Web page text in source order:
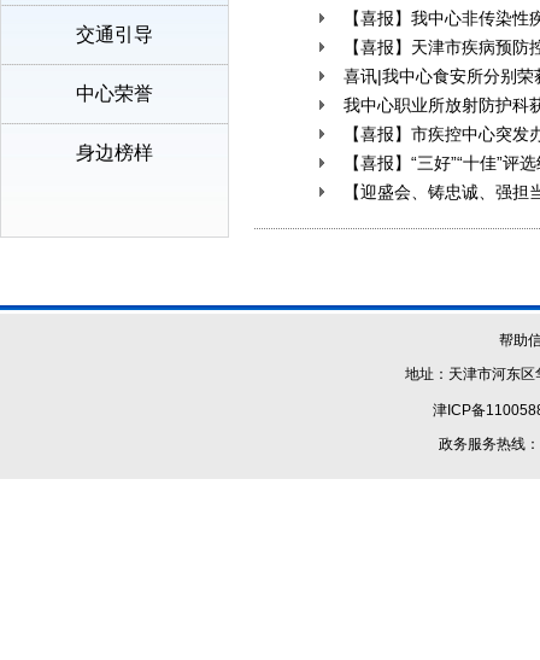
交通引导
中心荣誉
身边榜样
【喜报】我中心非传染
【喜报】天津市疾病预防
喜讯|我中心食安所分别
我中心职业所放射防护科
【喜报】市疾控中心突
【喜报】“三好”“十佳”
【迎盛会、铸忠诚、强
帮助
地址：天津市河
津ICP备
政务服务热线